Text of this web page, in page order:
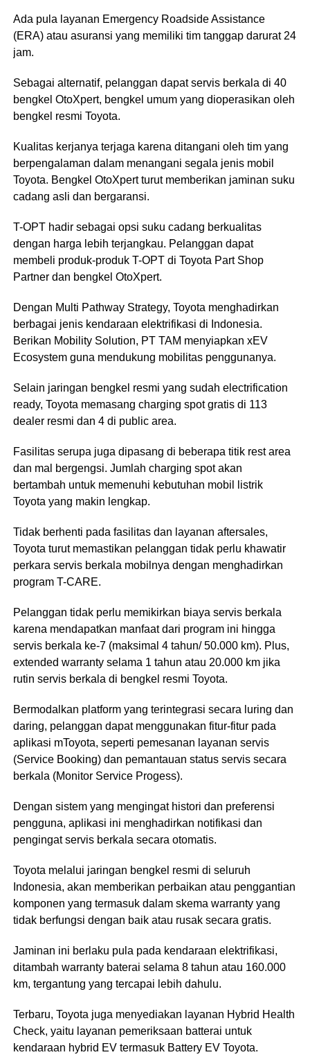
Ada pula layanan Emergency Roadside Assistance
(ERA) atau asuransi yang memiliki tim tanggap darurat 24
jam.
Sebagai alternatif, pelanggan dapat servis berkala di 40
bengkel OtoXpert, bengkel umum yang dioperasikan oleh
bengkel resmi Toyota.
Kualitas kerjanya terjaga karena ditangani oleh tim yang
berpengalaman dalam menangani segala jenis mobil
Toyota. Bengkel OtoXpert turut memberikan jaminan suku
cadang asli dan bergaransi.
T-OPT hadir sebagai opsi suku cadang berkualitas
dengan harga lebih terjangkau. Pelanggan dapat
membeli produk-produk T-OPT di Toyota Part Shop
Partner dan bengkel OtoXpert.
Dengan Multi Pathway Strategy, Toyota menghadirkan
berbagai jenis kendaraan elektrifikasi di Indonesia.
Berikan Mobility Solution, PT TAM menyiapkan xEV
Ecosystem guna mendukung mobilitas penggunanya.
Selain jaringan bengkel resmi yang sudah electrification
ready, Toyota memasang charging spot gratis di 113
dealer resmi dan 4 di public area.
Fasilitas serupa juga dipasang di beberapa titik rest area
dan mal bergengsi. Jumlah charging spot akan
bertambah untuk memenuhi kebutuhan mobil listrik
Toyota yang makin lengkap.
Tidak berhenti pada fasilitas dan layanan aftersales,
Toyota turut memastikan pelanggan tidak perlu khawatir
perkara servis berkala mobilnya dengan menghadirkan
program T-CARE.
Pelanggan tidak perlu memikirkan biaya servis berkala
karena mendapatkan manfaat dari program ini hingga
servis berkala ke-7 (maksimal 4 tahun/ 50.000 km). Plus,
extended warranty selama 1 tahun atau 20.000 km jika
rutin servis berkala di bengkel resmi Toyota.
Bermodalkan platform yang terintegrasi secara luring dan
daring, pelanggan dapat menggunakan fitur-fitur pada
aplikasi mToyota, seperti pemesanan layanan servis
(Service Booking) dan pemantauan status servis secara
berkala (Monitor Service Progess).
Dengan sistem yang mengingat histori dan preferensi
pengguna, aplikasi ini menghadirkan notifikasi dan
pengingat servis berkala secara otomatis.
Toyota melalui jaringan bengkel resmi di seluruh
Indonesia, akan memberikan perbaikan atau penggantian
komponen yang termasuk dalam skema warranty yang
tidak berfungsi dengan baik atau rusak secara gratis.
Jaminan ini berlaku pula pada kendaraan elektrifikasi,
ditambah warranty baterai selama 8 tahun atau 160.000
km, tergantung yang tercapai lebih dahulu.
Terbaru, Toyota juga menyediakan layanan Hybrid Health
Check, yaitu layanan pemeriksaan batterai untuk
kendaraan hybrid EV termasuk Battery EV Toyota.